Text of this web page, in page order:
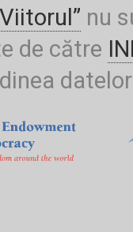
nu
de către